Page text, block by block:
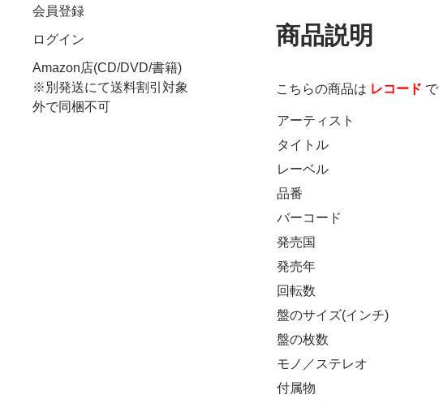
会員登録
ログイン
Amazon店(CD/DVD/書籍)
※別発送にて送料割引対象
外で同梱不可
商品説明
こちらの商品は レコード で
アーティスト
タイトル
レーベル
品番
バーコード
発売国
発売年
回転数
盤のサイズ(インチ)
盤の枚数
モノ／ステレオ
付属物